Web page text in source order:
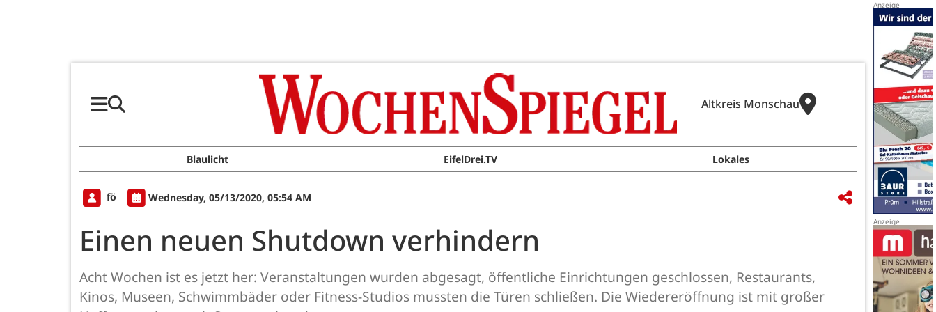
Altkreis Monschau
Blaulicht EifelDrei.TV Lokales
fö Wednesday, 05/13/2020, 05:54 AM
Einen neuen Shutdown verhindern
Acht Wochen ist es jetzt her: Veranstaltungen wurden abgesagt, öffentliche Einrichtungen geschlossen, Restaurants,
Kinos, Museen, Schwimmbäder oder Fitness-Studios mussten die Türen schließen. Die Wiedereröffnung ist mit großer